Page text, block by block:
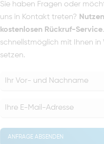
Sie haben Fragen oder
uns in Kontakt treten?
kostenlosen Rückruf-Service
schnellstmöglich mit Ihnen in
setzen.
ANFRAGE ABSENDEN